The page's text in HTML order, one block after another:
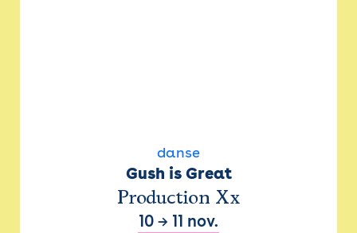
danse
Gush is Great
Production Xx
10 → 11 nov.